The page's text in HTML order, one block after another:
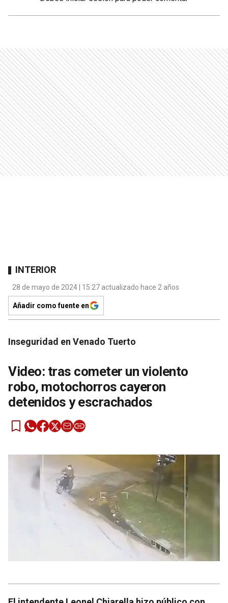
INTERIOR
28 de mayo de 2024 | 15:27 actualizado hace 2 años
Añadir como fuente en
Inseguridad en Venado Tuerto
Video: tras cometer un violento
robo, motochorros cayeron
detenidos y escrachados